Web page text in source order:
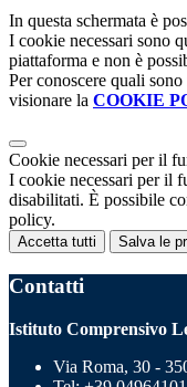
In questa schermata è
I cookie necessari sono
piattaforma e non è
Per conoscere quali
visionare la COOKIE
Cookie necessari per il
I cookie necessari per il
disabilitati. È possibile
policy.
Accetta tutti Salva le
Contatti
Istituto Comprensivo
Via Roma, 30 -